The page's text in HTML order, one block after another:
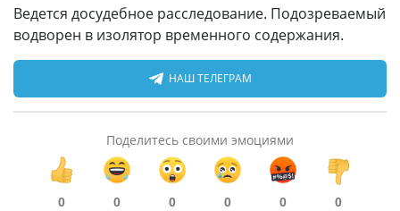
Ведется досудебное расследование. Подозреваемый
водворен в изолятор временного содержания.
НАШ ТЕЛЕГРАМ
Поделитесь своими эмоциями
0 0 0 0 0 0